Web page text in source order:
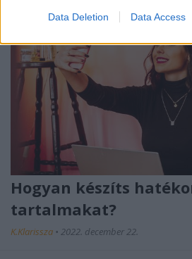
Data Deletion Data Access
Hogyan készíts
tartalmakat?
K.Klarissza • 2022. december 22.